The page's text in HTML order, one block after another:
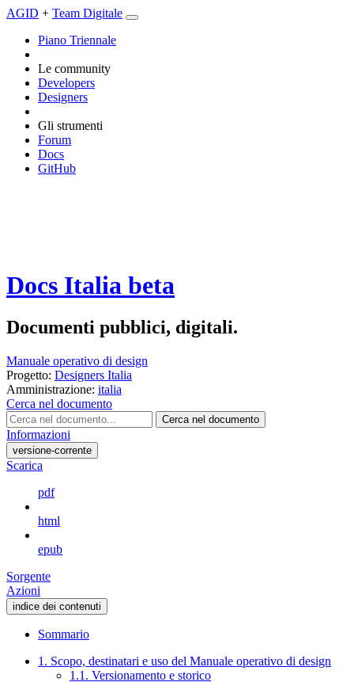
AGID + Team Digitale
Piano Triennale
Le community
Developers
Designers
Gli strumenti
Forum
Docs
GitHub
Docs Italia beta
Documenti pubblici, digitali.
Manuale operativo di design
Progetto: Designers Italia
Amministrazione: italia
Cerca nel documento
Cerca nel documento
Informazioni
versione-corrente
Scarica
pdf
html
epub
Sorgente
Azioni
indice dei contenuti
Sommario
1. Scopo, destinatari e uso del Manuale operativo di design
1.1. Versionamento e storico